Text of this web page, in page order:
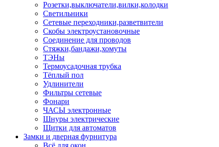
Розетки,выключатели,вилки,колодки
Светильники
Сетевые переходники,разветвители
Скобы электроустановочные
Соединение для проводов
Стяжки,бандажи,хомуты
ТЭНы
Термоусадочная трубка
Тёплый пол
Удлинители
Фильтры сетевые
Фонари
ЧАСЫ электронные
Шнуры электрические
Щитки для автоматов
Замки и дверная фурнитура
Всё для окон